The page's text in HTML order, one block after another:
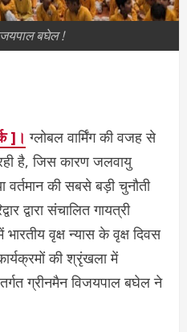
बघेल !
]। ग्लोबल वार्मिंग की वजह से
है, जिस कारण जलवायु
वर्तमान की सबसे बड़ी चुनौती
द्वारा संचालित गायत्री
भारतीय वृक्ष न्यास के वृक्ष दिवस
की श्रृंखला में
ग्रीनमैन विजयपाल बघेल ने